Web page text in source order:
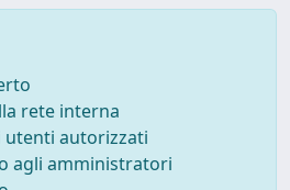
rete interna
autorizzati
agli amministratori